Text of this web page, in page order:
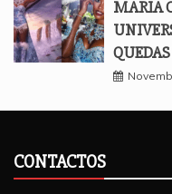
MARIA
CONTACTOS